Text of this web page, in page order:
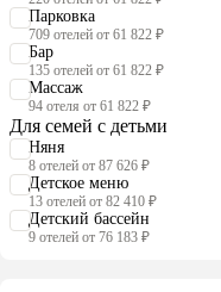
Парковка
709 отелей от 61 822 ₽
Бар
135 отелей от 61 822 ₽
Массаж
94 отеля от 61 822 ₽
Для семей с детьми
Няня
8 отелей от 87 626 ₽
Детское меню
13 отелей от 82 410 ₽
Детский бассейн
9 отелей от 76 183 ₽